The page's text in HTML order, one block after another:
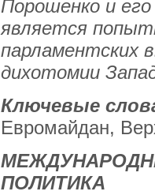
Порошенко и
является
парламентских
дихотомии
Ключевые
Евромайдан,
ПОЛИТИКА